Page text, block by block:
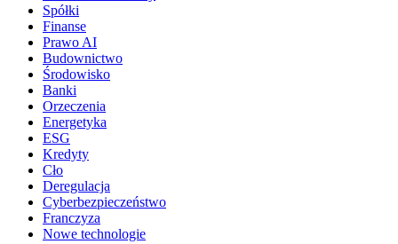
Spółki
Finanse
Prawo AI
Budownictwo
Środowisko
Banki
Orzeczenia
Energetyka
ESG
Kredyty
Cło
Deregulacja
Cyberbezpieczeństwo
Franczyza
Nowe technologie